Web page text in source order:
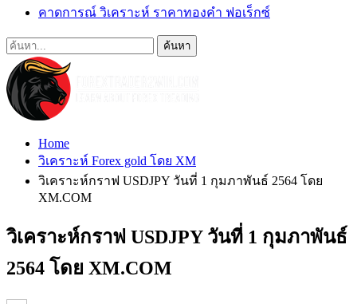
คาดการณ์ วิเคราะห์ ราคาทองคำ ฟอเร็กซ์
Home
วิเคราะห์ Forex gold โดย XM
วิเคราะห์กราฟ USDJPY วันที่ 1 กุมภาพันธ์ 2564 โดย
XM.COM
วิเคราะห์กราฟ USDJPY วันที่ 1 กุมภาพันธ์
2564 โดย XM.COM